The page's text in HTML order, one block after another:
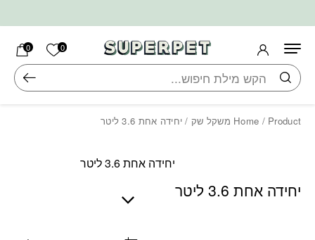
0 הרשימה
0
חיפוש
Home / Product משקל שק / יחידה אחת 3.6 ליטר
יחידה אחת 3.6 ליטר
יחידה אחת 3.6 ליטר